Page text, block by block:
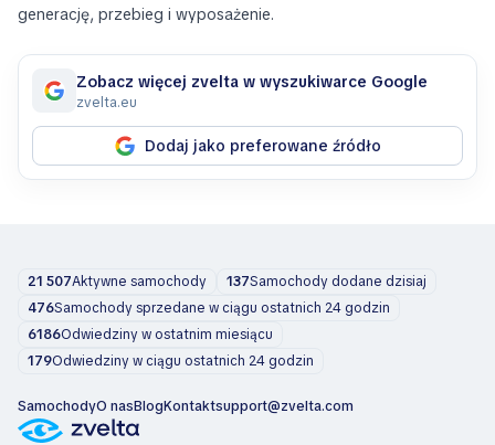
generację, przebieg i wyposażenie.
Zobacz więcej zvelta w wyszukiwarce Google
zvelta.eu
Dodaj jako preferowane źródło
21 507Aktywne samochody 137Samochody dodane dzisiaj
476Samochody sprzedane w ciągu ostatnich 24 godzin
6186Odwiedziny w ostatnim miesiącu
179Odwiedziny w ciągu ostatnich 24 godzin
SamochodyO nasBlogKontaktsupport@zvelta.com